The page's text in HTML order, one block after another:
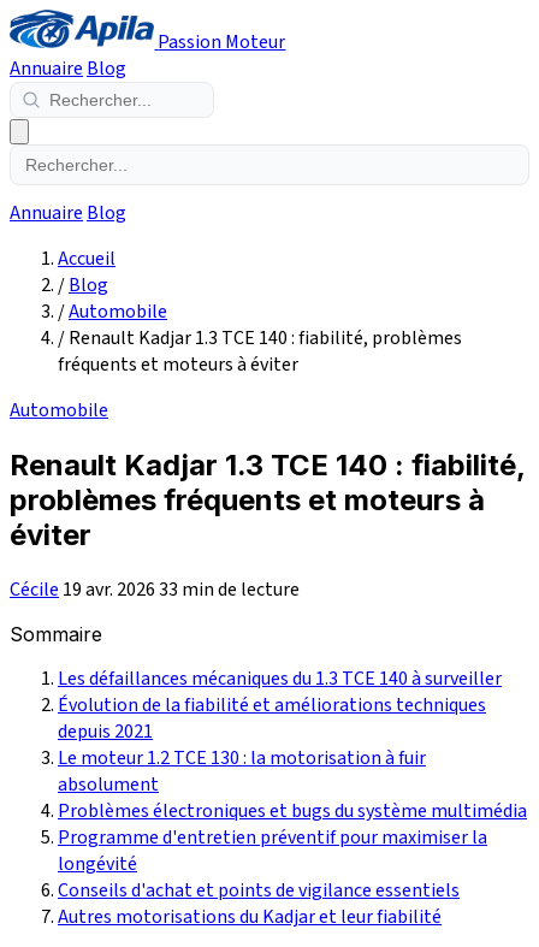
Passion Moteur
Annuaire Blog
Annuaire Blog
Accueil
/Blog
/Automobile
/Renault Kadjar 1.3 TCE 140 : fiabilité, problèmes
fréquents et moteurs à éviter
Automobile
Renault Kadjar 1.3 TCE 140 : fiabilité,
problèmes fréquents et moteurs à
éviter
Cécile 19 avr. 202633 min de lecture
Sommaire
Les défaillances mécaniques du 1.3 TCE 140 à surveiller
Évolution de la fiabilité et améliorations techniques
depuis 2021
Le moteur 1.2 TCE 130 : la motorisation à fuir
absolument
Problèmes électroniques et bugs du système multimédia
Programme d'entretien préventif pour maximiser la
longévité
Conseils d'achat et points de vigilance essentiels
Autres motorisations du Kadjar et leur fiabilité